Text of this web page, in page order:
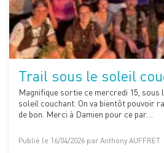
Trail sous le soleil
Magnifique sortie ce mercredi 15, sous
soleil couchant. On va bientôt pouvoir
de bon. Merci à Damien pour ce par…
Publié le 16/04/2026 par Anthony AUFFRET